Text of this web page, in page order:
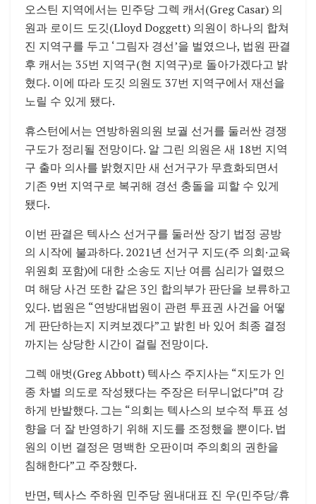
오스틴 지역에서는 민주당 그렉 캐서(Greg Casar) 의
원과 로이드 도깃(Lloyd Doggett) 의원이 하나의 합쳐
진 지역구를 두고 ‘그림자 경선’을 벌였으나, 법원 판결
후 캐서는 35번 지역구(현 지역구)로 돌아가겠다고 밝
혔다. 이에 따라 도깃 의원도 37번 지역구에서 재선을
노릴 수 있게 됐다.
휴스턴에서는 연방하원의원 보궐 선거를 둘러싼 경쟁
구도가 정리될 전망이다. 알 그린 의원은 새 18번 지역
구 출마 의사를 밝혔지만 새 선거구가 무효화되면서
기존 9번 지역구로 복귀해 경선 충돌을 피할 수 있게
됐다.
이번 판결은 텍사스 선거구를 둘러싼 장기 법정 공방
의 시작에 불과하다. 2021년 선거구 지도(주 의회·교육
위원회 포함)에 대한 소송도 지난 여름 심리가 열렸으
며 해당 사건 또한 같은 3인 합의부가 판단을 보류하고
있다. 법원은 “연방대법원이 관련 투표권 사건을 어떻
게 판단하는지 지켜보겠다”고 밝힌 바 있어 최종 결정
까지는 상당한 시간이 걸릴 전망이다.
그렉 애벗(Greg Abbott) 텍사스 주지사는 “지도가 인
종 차별 의도로 작성됐다는 주장은 터무니없다”며 강
하게 반발했다. 그는 “의회는 텍사스의 보수적 투표 성
향을 더 잘 반영하기 위해 지도를 조정했을 뿐이다. 법
원의 이번 결정은 명백한 오판이며 주의회의 권한을
침해한다”고 주장했다.
반면, 텍사스 주하원 민주당 원내대표 진 우(민주당/휴